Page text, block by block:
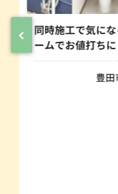
同時施工で気に
ームでお値打ちに
豊田